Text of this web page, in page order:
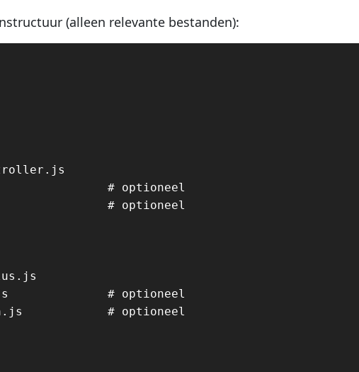
(alleen relevante bestanden):
# optioneel
# optioneel
# optioneel
# optioneel